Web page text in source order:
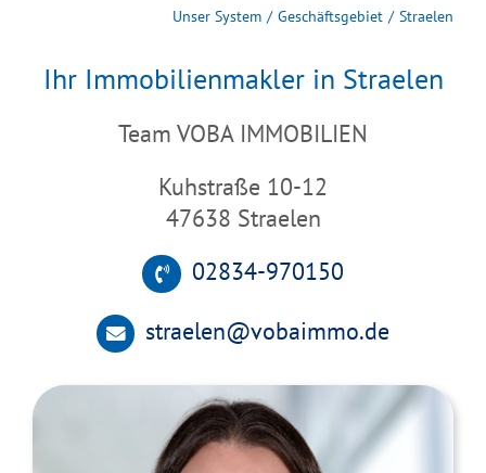
Unser System Geschäftsgebiet Straelen
Ihr Immobilienmakler in Straelen
Team VOBA IMMOBILIEN
Kuhstraße 10-12
47638 Straelen
02834-970150
straelen@vobaimmo.de